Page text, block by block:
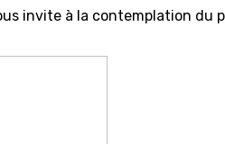
invite à la contemplation du